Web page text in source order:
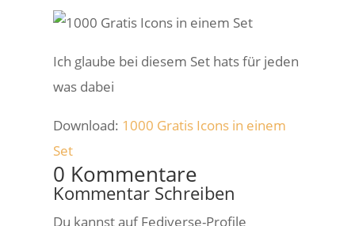
Ich glaube bei diesem Set hats für jeden
was dabei
Download: 1000 Gratis Icons in einem
Set
0 Kommentare
Kommentar Schreiben
Du kannst auf Fediverse-Profile